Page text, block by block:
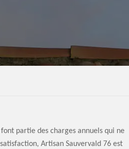
partie des charges annuels qui ne
Artisan Sauvervald 76 est